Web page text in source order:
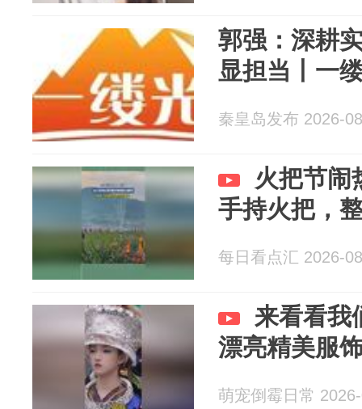
郭强：深耕
显担当丨一
秦皇岛发布 2026-
火把节闹
手持火把，
每日看点汇 2026-
来看看我
漂亮精美服
萌宠倒霉日常